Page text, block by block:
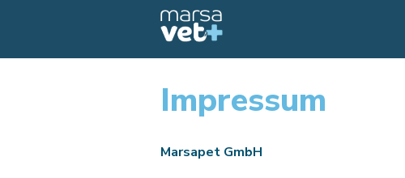
Impressum
Marsapet GmbH